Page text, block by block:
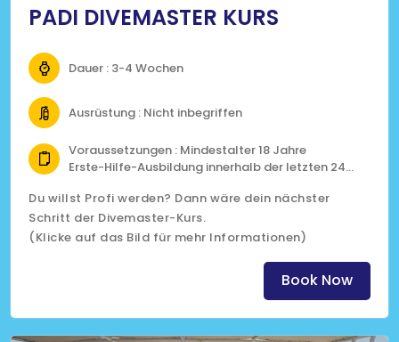
PADI DIVEMASTER KURS
Dauer : 3-4 Wochen
Ausrüstung : Nicht inbegriffen
Voraussetzungen : Mindestalter 18 Jahre
Erste-Hilfe-Ausbildung innerhalb der letzten 24
PADI Rescue Zertifizierung
40 geloggte Tauchgänge
Ärztliches Attest, das die Tauchtauglichkeit
Du willst Profi werden? Dann wäre dein nächster
Schritt der Divemaster-Kurs.
(Klicke auf das Bild für mehr Informationen)
Book Now